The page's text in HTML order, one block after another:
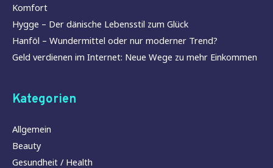
Komfort
Hygge – Der dänische Lebensstil zum Glück
Hanföl – Wundermittel oder nur moderner Trend?
Geld verdienen im Internet: Neue Wege zu mehr Einkommen
Kategorien
Allgemein
Beauty
Gesundheit / Health